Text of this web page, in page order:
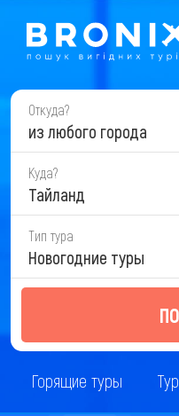
Откуда?
из любого города
Куда?
Тайланд
Тип тура
Новогодние туры
Горящие туры